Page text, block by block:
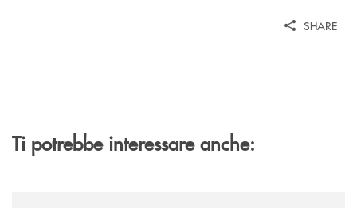
SHARE
Ti potrebbe interessare anche: